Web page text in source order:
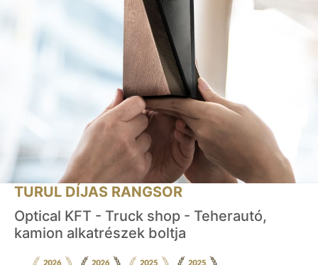
TURUL DÍJAS RANGSOR
Optical KFT - Truck shop - Teherautó,
kamion alkatrészek boltja